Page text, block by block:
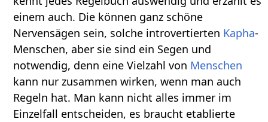
einem auch. Die können ganz schöne
Nervensägen sein, solche introvertierten Kapha-
Menschen, aber sie sind ein Segen und
notwendig, denn eine Vielzahl von Menschen
kann nur zusammen wirken, wenn man auch
Regeln hat. Man kann nicht alles immer im
Einzelfall entscheiden, es braucht etablierte